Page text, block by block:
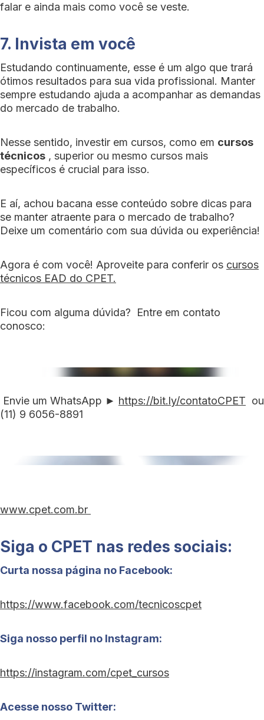
falar e ainda mais como você se veste.
7. Invista em você
Estudando continuamente, esse é um algo que trará
ótimos resultados para sua vida profissional. Manter
sempre estudando ajuda a acompanhar as demandas
do mercado de trabalho.
Nesse sentido, investir em cursos, como em cursos
técnicos , superior ou mesmo cursos mais
específicos é crucial para isso.
E aí, achou bacana esse conteúdo sobre dicas para
se manter atraente para o mercado de trabalho?
Deixe um comentário com sua dúvida ou experiência!
Agora é com você! Aproveite para conferir os cursos
técnicos EAD do CPET.
Ficou com alguma dúvida? Entre em contato
conosco:
Envie um WhatsApp ► https://bit.ly/contatoCPET ou
(11) 9 6056-8891
www.cpet.com.br
Siga o CPET nas redes sociais:
Curta nossa página no Facebook:
https://www.facebook.com/tecnicoscpet
Siga nosso perfil no Instagram:
https://instagram.com/cpet_cursos
Acesse nosso Twitter: